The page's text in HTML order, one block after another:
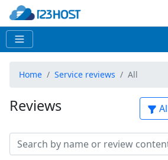
Home Service reviews All
Reviews